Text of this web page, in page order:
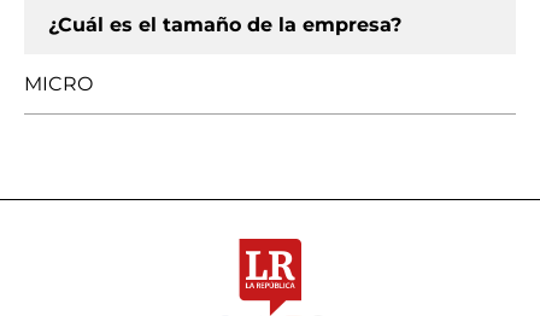
¿Cuál es el tamaño de la empresa?
MICRO